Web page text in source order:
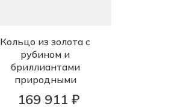
Кольцо из золота с
рубином и
бриллиантами
природными
169 911 ₽